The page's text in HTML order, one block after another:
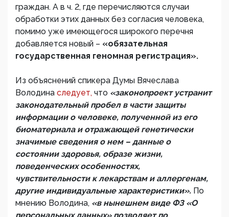
граждан. А в ч. 2, где перечисляются случаи
обработки этих данных без согласия человека,
помимо уже имеющегося широкого перечня
добавляется новый – «обязательная
государственная геномная регистрация».
Из объяснений спикера Думы Вячеслава
Володина следует, что «законопроект устранит
законодательный пробел в части защиты
информации о человеке, полученной из его
биоматериала и отражающей генетически
значимые сведения о нем – данные о
состоянии здоровья, образе жизни,
поведенческих особенностях,
чувствительности к лекарствам и аллергенам,
другие индивидуальные характеристики». По
мнению Володина, «в нынешнем виде ФЗ «О